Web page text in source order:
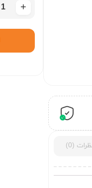
+
(0)